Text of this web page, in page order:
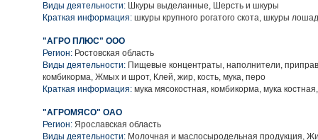
Виды деятельности: Шкуры выделанные, Шерсть и шкуры
Краткая информация: шкуры крупного рогатого скота, шкуры
"АГРО ПЛЮС" ООО
Регион: Ростовская область
Виды деятельности: Пищевые концентраты, наполнители,
комбикорма, Жмых и шрот, Клей, жир, кость, мука, перо
Краткая информация: мука мясокостная, комбикорма, мука
"АГРОМЯСО" ОАО
Регион: Ярославская область
Виды деятельности: Молочная и маслосыродельная продукция,